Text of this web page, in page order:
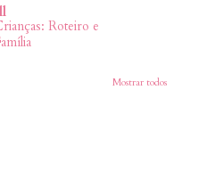
Roteiro e
Mostrar todos